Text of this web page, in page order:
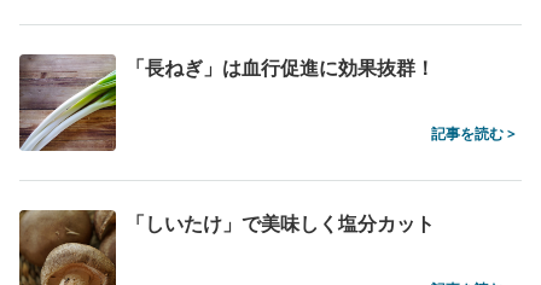
「長ねぎ」は血行促進に効果抜群！
記事を読む >
「しいたけ」で美味しく塩分カット